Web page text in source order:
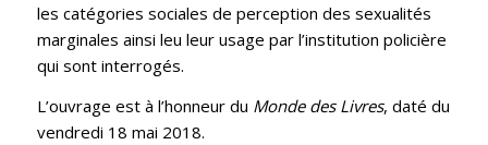
les catégories sociales de perception des sexualités
marginales ainsi leu leur usage par l’institution policière
qui sont interrogés.
L’ouvrage est à l’honneur du Monde des Livres, daté du
vendredi 18 mai 2018.